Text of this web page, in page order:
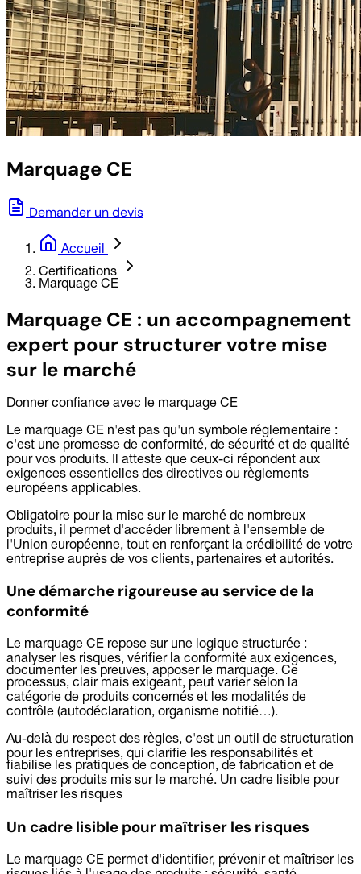
Marquage CE
Demander un devis
Accueil
Certifications
Marquage CE
Marquage CE : un accompagnement
expert pour structurer votre mise
sur le marché
Donner confiance avec le marquage CE
Le marquage CE n'est pas qu'un symbole réglementaire :
c'est une promesse de conformité, de sécurité et de qualité
pour vos produits. Il atteste que ceux-ci répondent aux
exigences essentielles des directives ou règlements
européens applicables.
Obligatoire pour la mise sur le marché de nombreux
produits, il permet d'accéder librement à l'ensemble de
l'Union européenne, tout en renforçant la crédibilité de votre
entreprise auprès de vos clients, partenaires et autorités.
Une démarche rigoureuse au service de la
conformité
Le marquage CE repose sur une logique structurée :
analyser les risques, vérifier la conformité aux exigences,
documenter les preuves, apposer le marquage. Ce
processus, clair mais exigeant, peut varier selon la
catégorie de produits concernés et les modalités de
contrôle (autodéclaration, organisme notifié…).
Au-delà du respect des règles, c'est un outil de structuration
pour les entreprises, qui clarifie les responsabilités et
fiabilise les pratiques de conception, de fabrication et de
suivi des produits mis sur le marché. Un cadre lisible pour
maîtriser les risques
Un cadre lisible pour maîtriser les risques
Le marquage CE permet d'identifier, prévenir et maîtriser les